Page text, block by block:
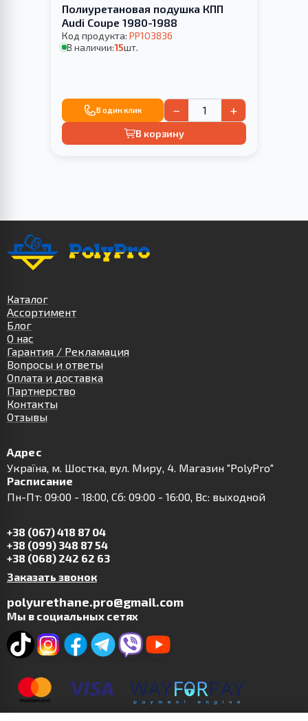
Полиуретановая подушка КПП
Audi Coupe 1980-1988
Код продукта: PP103836
В наличии:15шт.
В один клик − +
В корзину
Каталог
Ассортимент
Блог
О нас
Гарантия / Рекламация
Вопросы и ответы
Оплата и доставка
Партнерство
Контакты
Отзывы
Адрес
Українa, м. Шостка, вул. Миру, 4. Магазин "PolyPro"
Расписание
Пн-Пт: 09:00 - 18:00, Сб: 09:00 - 16:00, Вс: выходной
+38 (067) 418 87 04
+38 (099) 348 87 54
+38 (068) 242 62 63
Заказать звонок
polyurethane.pro@gmail.com
Мы в социальных сетях